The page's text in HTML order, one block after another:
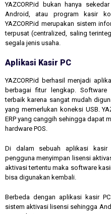
YAZCORP.id bukan hanya
Android, atau program kasir
YAZCORP.id merupakan sistem
terpusat (centralized, saling
segala jenis usaha.
Aplikasi Kasir PC
YAZCORP.id berhasil menjadi
berbagai fitur lengkap.
terbaik karena sangat mudah
yang memerlukan koneksi USB.
ERP yang canggih sehingga dapat
hardware POS.
Di dalam sebuah aplikasi kasir
pengguna menyimpan lisensi
aktivasi tertentu maka software
bisa digunakan kembali.
Berbeda dengan aplikasi kasir
sistem aktivasi lisensi sehingga